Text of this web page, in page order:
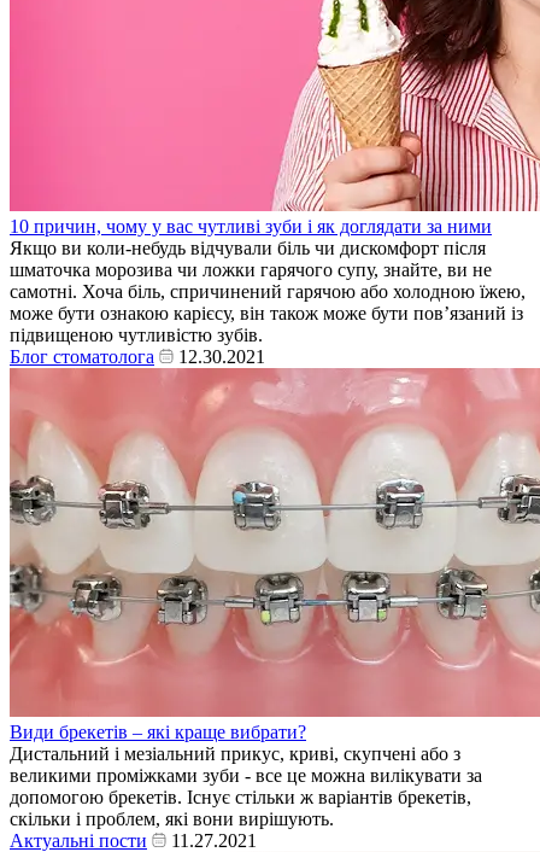
10 причин, чому у вас чутливі зуби і як доглядати за ними
Якщо ви коли-небудь відчували біль чи дискомфорт після
шматочка морозива чи ложки гарячого супу, знайте, ви не
самотні. Хоча біль, спричинений гарячою або холодною їжею,
може бути ознакою карієсу, він також може бути пов’язаний із
підвищеною чутливістю зубів.
Блог стоматолога
12.30.2021
Види брекетів – які краще вибрати?
Дистальний і мезіальний прикус, криві, скупчені або з
великими проміжками зуби - все це можна вилікувати за
допомогою брекетів. Існує стільки ж варіантів брекетів,
скільки і проблем, які вони вирішують.
Актуальні пости
11.27.2021